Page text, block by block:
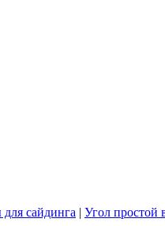
сайдинга | Угол простой